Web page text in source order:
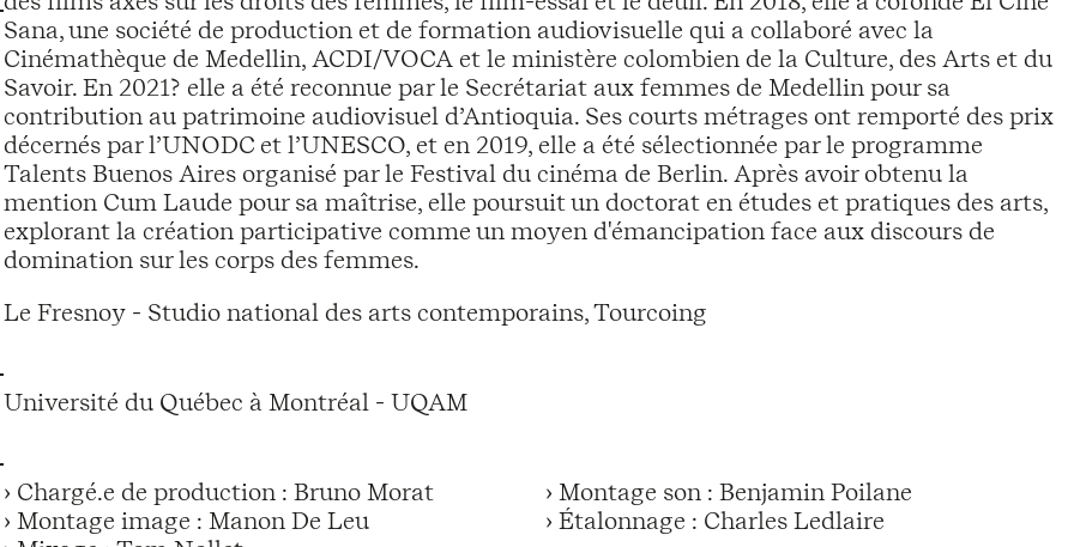
Sana, une société de production et de formation audiovisuelle qui a collaboré avec la
Cinémathèque de Medellin, ACDI/VOCA et le ministère colombien de la Culture, des Arts et du
Savoir. En 2021? elle a été reconnue par le Secrétariat aux femmes de Medellin pour sa
contribution au patrimoine audiovisuel d’Antioquia. Ses courts métrages ont remporté des prix
décernés par l’UNODC et l’UNESCO, et en 2019, elle a été sélectionnée par le programme
Talents Buenos Aires organisé par le Festival du cinéma de Berlin. Après avoir obtenu la
mention Cum Laude pour sa maîtrise, elle poursuit un doctorat en études et pratiques des arts,
explorant la création participative comme un moyen d'émancipation face aux discours de
domination sur les corps des femmes.
Le Fresnoy - Studio national des arts contemporains, Tourcoing
Université du Québec à Montréal - UQAM
› Chargé.e de production : Bruno Morat
› Montage image : Manon De Leu
› Montage son : Benjamin Poilane
› Étalonnage : Charles Ledlaire